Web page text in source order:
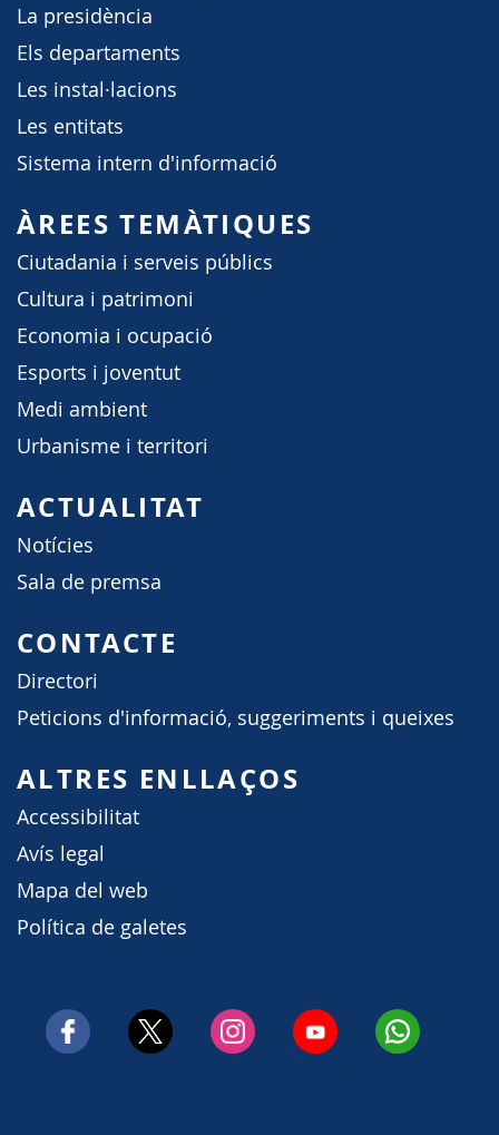
La presidència
Els departaments
Les instal·lacions
Les entitats
Sistema intern d'informació
ÀREES TEMÀTIQUES
Ciutadania i serveis públics
Cultura i patrimoni
Economia i ocupació
Esports i joventut
Medi ambient
Urbanisme i territori
ACTUALITAT
Notícies
Sala de premsa
CONTACTE
Directori
Peticions d'informació, suggeriments i queixes
ALTRES ENLLAÇOS
Accessibilitat
Avís legal
Mapa del web
Política de galetes